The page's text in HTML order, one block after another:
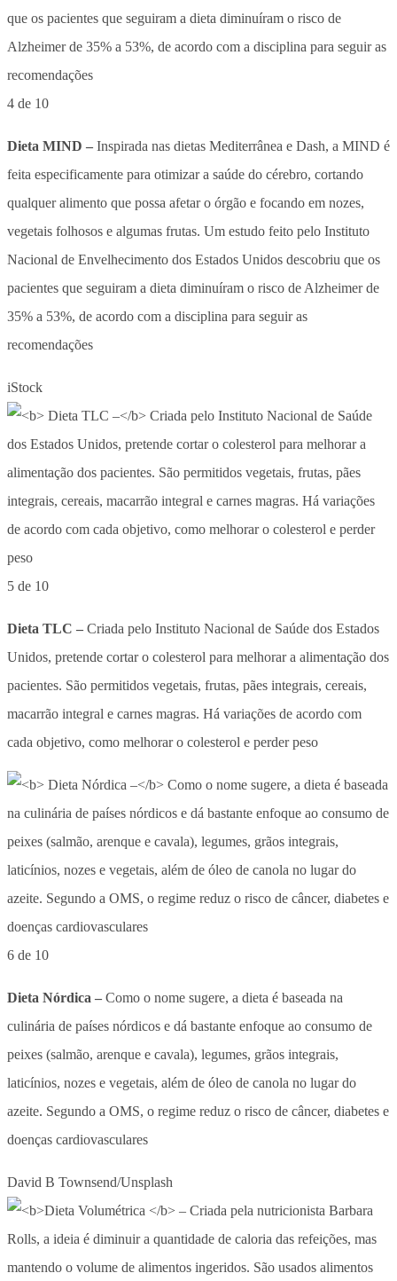
4 de 10
Dieta MIND – Inspirada nas dietas Mediterrânea e Dash, a MIND é
feita especificamente para otimizar a saúde do cérebro, cortando
qualquer alimento que possa afetar o órgão e focando em nozes,
vegetais folhosos e algumas frutas. Um estudo feito pelo Instituto
Nacional de Envelhecimento dos Estados Unidos descobriu que os
pacientes que seguiram a dieta diminuíram o risco de Alzheimer de
35% a 53%, de acordo com a disciplina para seguir as
recomendações
iStock
5 de 10
Dieta TLC – Criada pelo Instituto Nacional de Saúde dos Estados
Unidos, pretende cortar o colesterol para melhorar a alimentação dos
pacientes. São permitidos vegetais, frutas, pães integrais, cereais,
macarrão integral e carnes magras. Há variações de acordo com
cada objetivo, como melhorar o colesterol e perder peso
6 de 10
Dieta Nórdica – Como o nome sugere, a dieta é baseada na
culinária de países nórdicos e dá bastante enfoque ao consumo de
peixes (salmão, arenque e cavala), legumes, grãos integrais,
laticínios, nozes e vegetais, além de óleo de canola no lugar do
azeite. Segundo a OMS, o regime reduz o risco de câncer, diabetes e
doenças cardiovasculares
David B Townsend/Unsplash